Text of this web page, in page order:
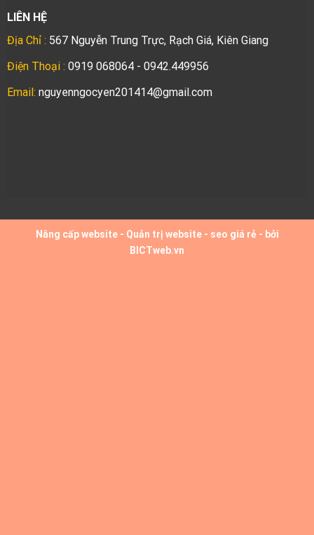
LIÊN HỆ
Địa Chỉ : 567 Nguyễn Trung Trực, Rạch Giá, Kiên Giang
Điện Thoại : 0919 068064 - 0942.449956
Email: nguyenngocyen201414@gmail.com
Nâng cấp website- Quản trị website- seo giá rẻ - bởi
BICTweb.vn